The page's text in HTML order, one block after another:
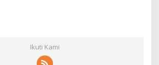
Ikuti Kami